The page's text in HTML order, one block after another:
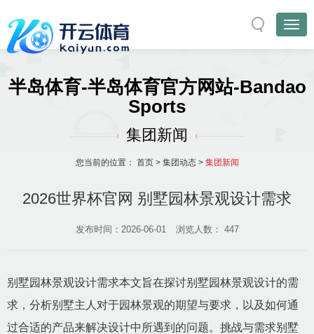
半岛体育-半岛体育官方网站-Bandao
Sports
集团新闻
您当前的位置： 首页> 集团动态> 集团新闻
2026世界杯官网 别墅园林景观设计需求
发布时间：2026-06-01 浏览人数： 447
别墅园林景观设计需求本文旨在探讨别墅园林景观设计的需
求，分析别墅主人对于园林景观的期望与要求，以及如何通
过合适的产品来解决设计中所遇到的问题。挑战与需求别墅